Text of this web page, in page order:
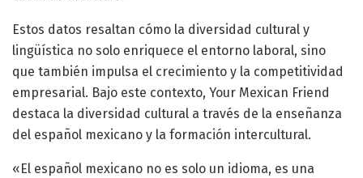
Estos datos resaltan cómo la diversidad cultural y
lingüística no solo enriquece el entorno laboral, sino
que también impulsa el crecimiento y la competitividad
empresarial. Bajo este contexto, Your Mexican Friend
destaca la diversidad cultural a través de la enseñanza
del español mexicano y la formación intercultural.
«El español mexicano no es solo un idioma, es una